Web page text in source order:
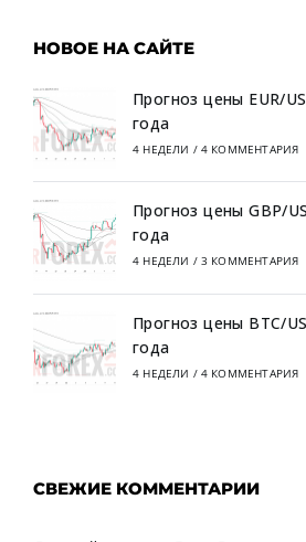
НОВОЕ НА САЙТЕ
Прогноз цены EUR/
года
4 НЕДЕЛИ / 4 КОММЕНТАРИЯ
Прогноз цены GBP/
года
4 НЕДЕЛИ / 3 КОММЕНТАРИЯ
Прогноз цены BTC/
года
4 НЕДЕЛИ / 4 КОММЕНТАРИЯ
СВЕЖИЕ КОММЕНТАРИИ